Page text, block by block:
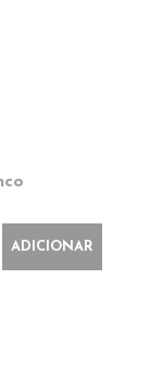
ADICIONAR